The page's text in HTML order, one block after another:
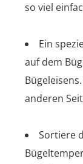
so viel
Ein
auf dem
anderen
Sortiere